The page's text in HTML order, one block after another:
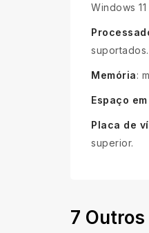
Windows
suportados.
Memória:
Espaço
Placa de
superior.
7